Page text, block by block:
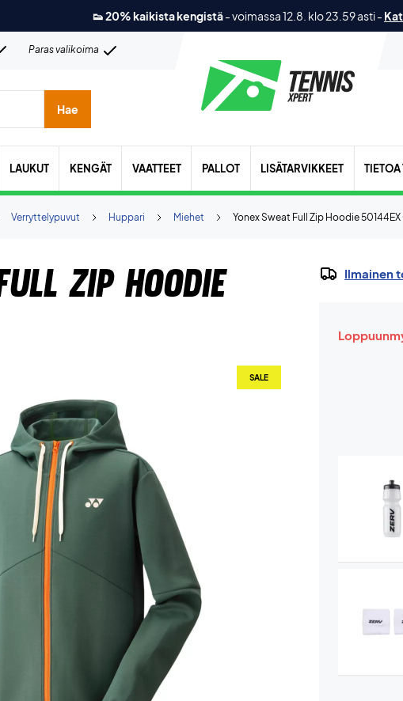
👟 20% kaikista kengistä-voimassa 12.8. klo 23.59 asti-
Paras valikoima
Hae
LAUKUT KENGÄT VAATTEET PALLOT LISÄTARVIKKEET TIETOA
Yonex Sweat Full Zip Hoodie
Miehet
Huppari
Verryttelypuvut
Zip Hoodie
SALE
Ilmainen